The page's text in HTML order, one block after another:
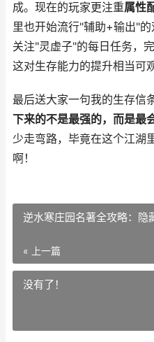
成。现在的玩家更注重属性
里也开始流行"辅助+输出"
关注"灵虚子"的每日任务，
这对生存能力的提升相当可观
最后送大家一句我的生存信条
下来的不是最强的，而是最
少走弯路，毕竟在这个江湖
啊！
逆水寒庄园名著全攻略：隐
« 上一篇
没有了！